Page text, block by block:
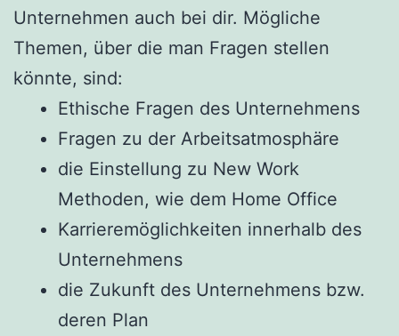
Unternehmen auch bei dir. Mögliche
Themen, über die man Fragen stellen
könnte, sind:
Ethische Fragen des Unternehmens
Fragen zu der Arbeitsatmosphäre
die Einstellung zu New Work
Methoden, wie dem Home Office
Karrieremöglichkeiten innerhalb des
Unternehmens
die Zukunft des Unternehmens bzw.
deren Plan